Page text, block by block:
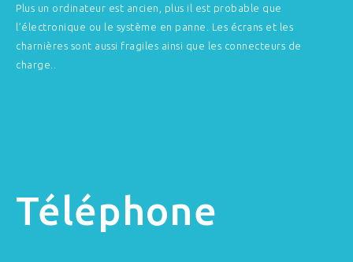
Plus un ordinateur est ancien, plus il est probable que
l’électronique ou le système en panne. Les écrans et les
charnières sont aussi fragiles ainsi que les connecteurs de
charge..
Téléphone